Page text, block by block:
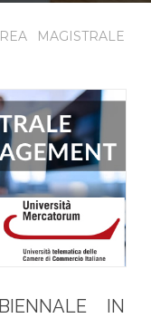
MAGISTRALE
IN